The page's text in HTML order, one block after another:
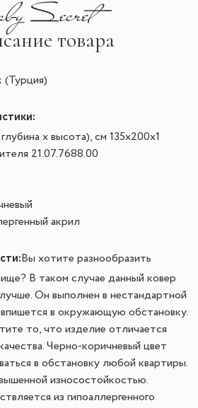
товара
(Турция)
х высота), см 135х200х1
21.07.7688.00
акрил
Вы хотите разнообразить
В таком случае данный ковер
Он выполнен в нестандартной
в окружающую обстановку.
то, что изделие отличается
Черно-коричневый цвет
в обстановку любой квартиры.
износостойкостью.
из гипоаллергенного